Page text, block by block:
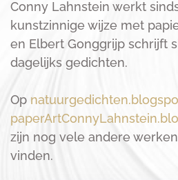
Conny Lahnstein werkt
kunstzinnige wijze met
en Elbert Gonggrijp schrijft
dagelijks gedichten.
Op
zijn nog vele andere
vinden.